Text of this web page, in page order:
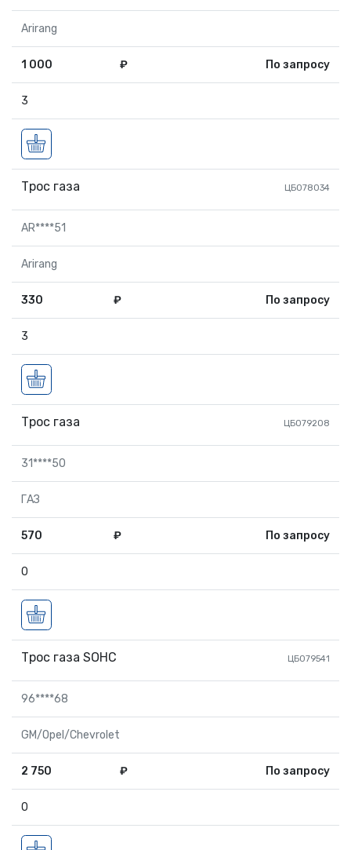
Arirang
1 000 ₽ По запросу
3
Трос газа ЦБ078034
AR****51
Arirang
330 ₽ По запросу
3
Трос газа ЦБ079208
31****50
ГАЗ
570 ₽ По запросу
0
Трос газа SOHC ЦБ079541
96****68
GM/Opel/Chevrolet
2 750 ₽ По запросу
0